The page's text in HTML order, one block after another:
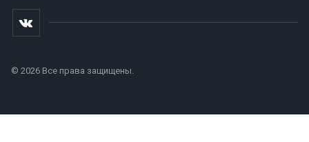
© 2026 Все права защищены.